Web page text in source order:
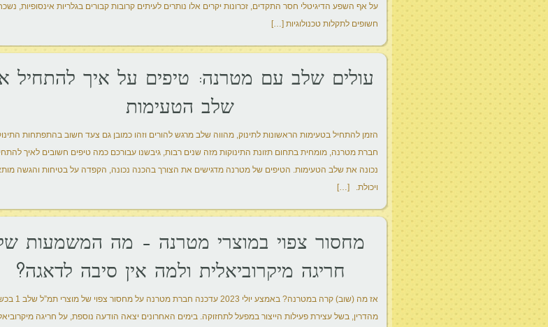
על אף השפע הדיגיטלי חסר התקדים, זכרונות יקרים אלו נותרים לעיתים קרובות קבורים בגלריות אינסופיות,
חשופים לתקלות טכנולוגיות […]
עולים שלב עם מטרנה: טיפים על איך להתחיל
שלב הטעימות
הזמן להתחיל בטעימות הראשונות לתינוק, מהווה שלב מרגש להורים וזהו כמובן גם צעד חשוב בהתפתחות
חברת מטרנה, מומחית בתחום תזונת התינוקות מזה שנים רבות, גיבשנו עבורכם כמה טיפים חשובים לאיך
נכונה את שלב הטעימות. הטיפים של מטרנה מדגישים את הצורך בהכנה נכונה, הקפדה על בטיחות והגשה
ויכולת. […]
מחסור צפוי במוצרי מטרנה – מה המשמעות
חריגה מיקרוביאלית ולמה אין סיבה לדאגה?
אז מה (שוב) קרה במטרנה? באמצע יולי 2023
מהדרין, בשל עצירת פעילות הייצור במפעל לתחזוקה. בימים האחרונים יצאה הודעה נוספת, על חריגה